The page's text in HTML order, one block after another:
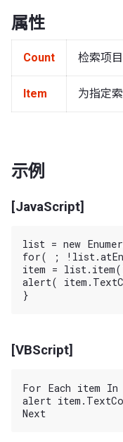
属性
Count 检索项目
Item 为指定
示例
[JavaScript]
list = new
for( ;
item =
alert(
[VBScript]
For Each item In
alert